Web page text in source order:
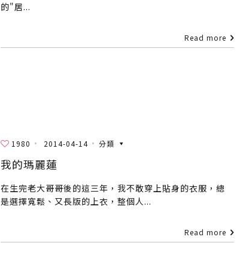
的"居...
Read more
1980 2014-04-14 分類
我的瑪麗蓮
在生完老大哥哥後的這三年，我不敢穿上貼身的衣服，總
是選擇寬鬆、又長版的上衣，整個人...
Read more